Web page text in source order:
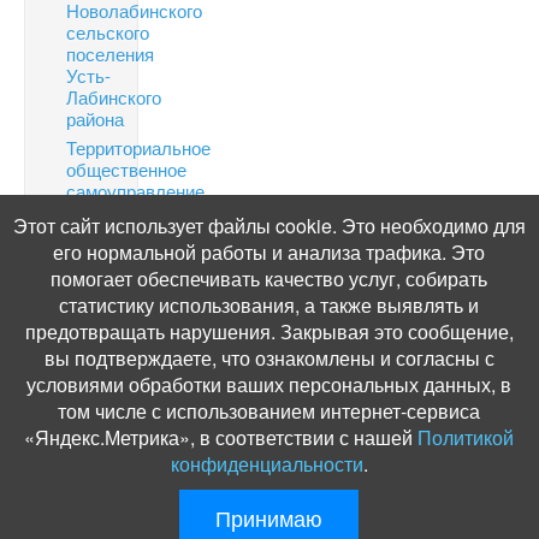
Новолабинского
сельского
поселения
Усть-
Лабинского
района
Территориальное
общественное
самоуправление
Финансовая
грамотность
Информация
по
налогам
Публичные
слушания
© Администрация Новолабинского сельского поселения, 2012.
Этот сайт использует файлы cookie. Это необходимо для
его нормальной работы и анализа трафика. Это
помогает обеспечивать качество услуг, собирать
статистику использования, а также выявлять и
предотвращать нарушения. Закрывая это сообщение,
вы подтверждаете, что ознакомлены и согласны с
условиями обработки ваших персональных данных, в
том числе с использованием интернет-сервиса
«Яндекс.Метрика», в соответствии с нашей Политикой
конфиденциальности.
Принимаю